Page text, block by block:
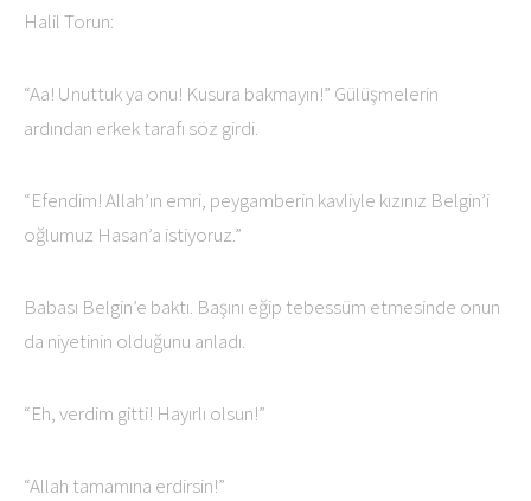
Halil Torun:
“Aa! Unuttuk ya onu! Kusura bakmayın!” Gülüşmelerin
ardından erkek tarafı söz girdi.
“Efendim! Allah’ın emri, peygamberin kavliyle kızınız Belgin’i
oğlumuz Hasan’a istiyoruz.”
Babası Belgin’e baktı. Başını eğip tebessüm etmesinde onun
da niyetinin olduğunu anladı.
“Eh, verdim gitti! Hayırlı olsun!”
“Allah tamamına erdirsin!”